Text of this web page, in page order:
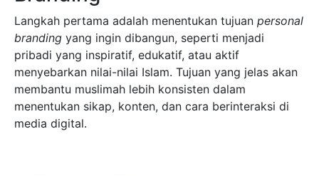
Langkah pertama adalah menentukan tujuan personal
branding yang ingin dibangun, seperti menjadi
pribadi yang inspiratif, edukatif, atau aktif
menyebarkan nilai-nilai Islam. Tujuan yang jelas akan
membantu muslimah lebih konsisten dalam
menentukan sikap, konten, dan cara berinteraksi di
media digital.